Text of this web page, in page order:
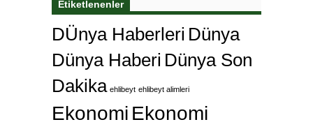
Etiketlenenler
DÜnya Haberleri Dünya
Dünya Haberi Dünya Son
Dakika ehlibeyt ehlibeyt alimleri
Ekonomi Ekonomi